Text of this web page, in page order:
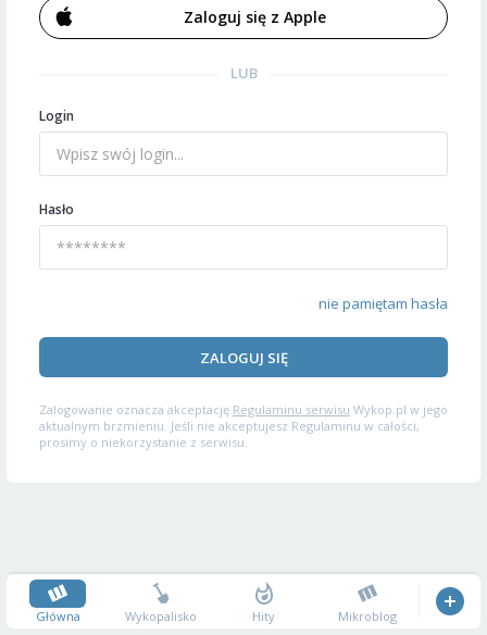
Zaloguj się z Apple
LUB
Login
Hasło
nie pamiętam hasła
ZALOGUJ SIĘ
Zalogowanie oznacza akceptację Regulaminu serwisu Wykop.pl w jego
aktualnym brzmieniu. Jeśli nie akceptujesz Regulaminu w całości,
prosimy o niekorzystanie z serwisu.
Główna Wykopalisko Hity Mikroblog